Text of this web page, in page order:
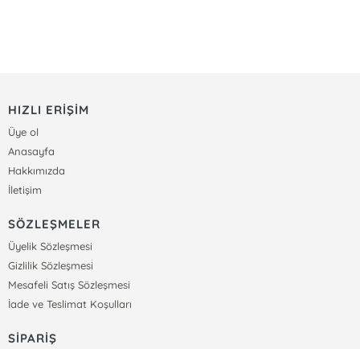
HIZLI ERİŞİM
Üye ol
Anasayfa
Hakkımızda
İletişim
SÖZLEŞMELER
Üyelik Sözleşmesi
Gizlilik Sözleşmesi
Mesafeli Satış Sözleşmesi
İade ve Teslimat Koşulları
SİPARİŞ